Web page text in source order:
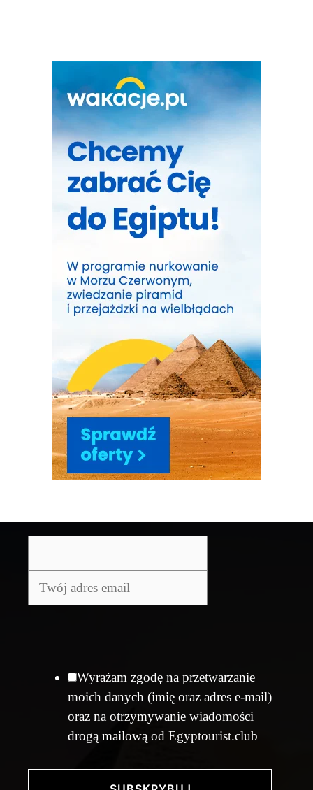
Wyrażam zgodę na przetwarzanie
moich danych (imię oraz adres e-mail)
oraz na otrzymywanie wiadomości
drogą mailową od Egyptourist.club